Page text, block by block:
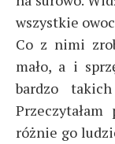
wszystkie
Co z nimi
mało, a i
bardzo
różnie go